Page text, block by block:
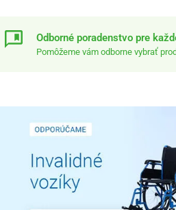
Odborné poradenstvo pre
Pomôžeme vám odborne vybrať